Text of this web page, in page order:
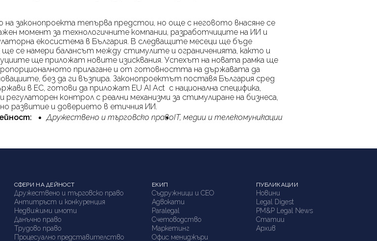
на законопроекта тепърва предстои, но още с неговото внасяне се
момент за технологичните компании, разработчиците на ИИ и
екосистема в България. В следващите месеци ще бъде
ще се намери балансът между стимулите и ограниченията, както и
ще приложат новите изисквания. Успехът на новата рамка ще
прилагане и от готовността на държавата да
без да ги възпира. Законопроектът поставя България сред
в ЕС, готови да приложат EU AI Act с национална специфика,
регулаторен контрол с реални механизми за стимулиране на бизнеса,
развитие и доверието в етичния ИИ.
Дружествено и търговско правоIT, медии и телекомуникации
СФЕРИ НА ДЕЙНОСТ
Дружествено и търговско право
Антитръст и конкуренция
Недвижими имоти
Данъчно право
Трудово право
Процесуално представителство
ЕКИП
Съдружници и СЕО
Адвокати
Paralegal
Счетоводство
Маркетинг
Офис мениджъри
ПУБЛИКАЦИИ
Новини
Legal Digest
PM&P Legal News
Статии
Архив